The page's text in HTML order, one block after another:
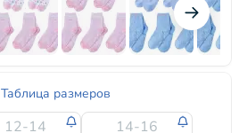
Таблица размеров
12-14 14-16